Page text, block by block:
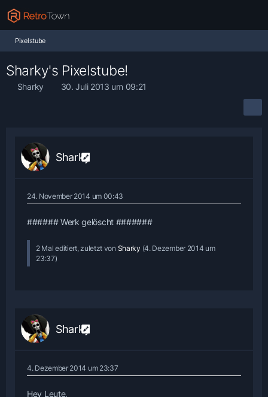
Pixelstube
Sharky's Pixelstube!
Sharky 30. Juli 2013 um 09:21
Sharky
24. November 2014 um 00:43
###### Werk gelöscht #######
2 Mal editiert, zuletzt von Sharky (4. Dezember 2014 um
23:37)
Sharky
4. Dezember 2014 um 23:37
Hey Leute,